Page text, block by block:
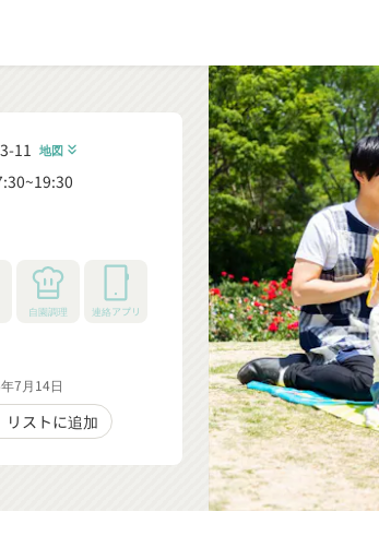
11 地図 keyboard_double_arrow_down
自園調理 連絡アプリ
7月14日
リストに追加